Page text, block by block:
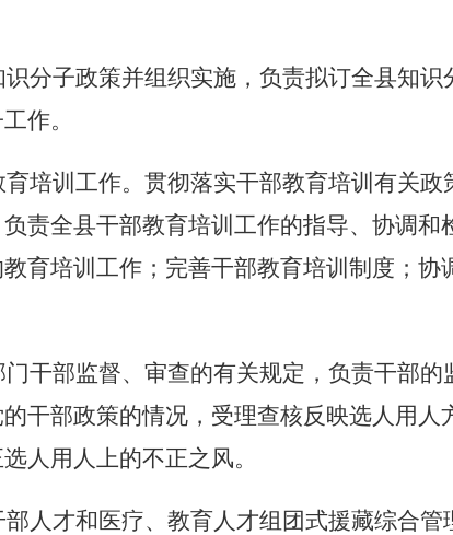
分子政策并组织实施，负责拟订全县知识
作。
培训工作。贯彻落实干部教育培训有关政
责全县干部教育培训工作的指导、协调和
育培训工作；完善干部教育培训制度；协
干部监督、审查的有关规定，负责干部的
干部政策的情况，受理查核反映选人用人
人用人上的不正之风。
人才和医疗、教育人才组团式援藏综合管